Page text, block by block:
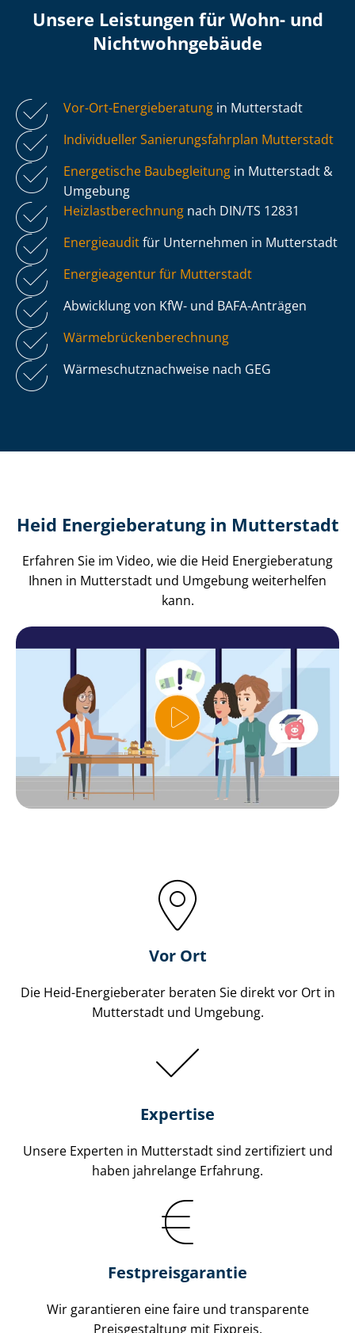
Unsere Leistungen für Wohn- und
Nicht­wohn­ge­bäu­de
Vor-Ort-Energieberatung in Mutterstadt
Individueller Sa­nie­rungs­fahr­plan Mutterstadt
Energetische Baubegleitung in Mutterstadt &
Umgebung
Heiz­last­be­rech­nung nach DIN/TS 12831
Energieauditfür Unternehmen in Mutterstadt
Energieagentur für Mutterstadt
Abwicklung von KfW- und BAFA-Anträgen
Wär­me­brü­cken­be­rech­nung
Wär­me­schutz­nach­wei­se nach GEG
Heid Energieberatung in Mutterstadt
Erfahren Sie im Video, wie die Heid Energieberatung
Ihnen in Mutterstadt und Umgebung weiterhelfen
kann.
Vor Ort
Die Heid-Energieberater beraten Sie direkt vor Ort in
Mutterstadt und Umgebung.
Expertise
Unsere Experten in Mutterstadt sind zertifiziert und
haben jahrelange Erfahrung.
Fest­preis­ga­ran­tie
Wir garantieren eine faire und transparente
Preisgestaltung mit Fixpreis.